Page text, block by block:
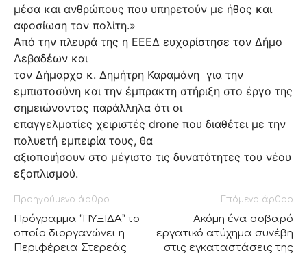
μέσα και ανθρώπους που υπηρετούν με ήθος και
αφοσίωση τον πολίτη.»
Από την πλευρά της η ΕΕΕΔ ευχαρίστησε τον Δήμο
Λεβαδέων και
τον Δήμαρχο κ. Δημήτρη Καραμάνη για την
εμπιστοσύνη και την έμπρακτη στήριξη στο έργο της
σημειώνοντας παράλληλα ότι οι
επαγγελματίες χειριστές drone που διαθέτει με την
πολυετή εμπειρία τους, θα
αξιοποιήσουν στο μέγιστο τις δυνατότητες του νέου
εξοπλισμού.
Προηγούμενο άρθρο
Πρόγραμμα “ΠΥΞΙΔΑ” το
οποίο διοργανώνει η
Περιφέρεια Στερεάς
Επόμενο άρθρο
Ακόμη ένα σοβαρό
εργατικό ατύχημα συνέβη
στις εγκαταστάσεις της